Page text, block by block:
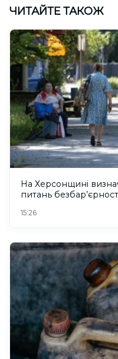
ЧИТАЙТЕ ТАКОЖ
На Херсонщині
питань
15:26